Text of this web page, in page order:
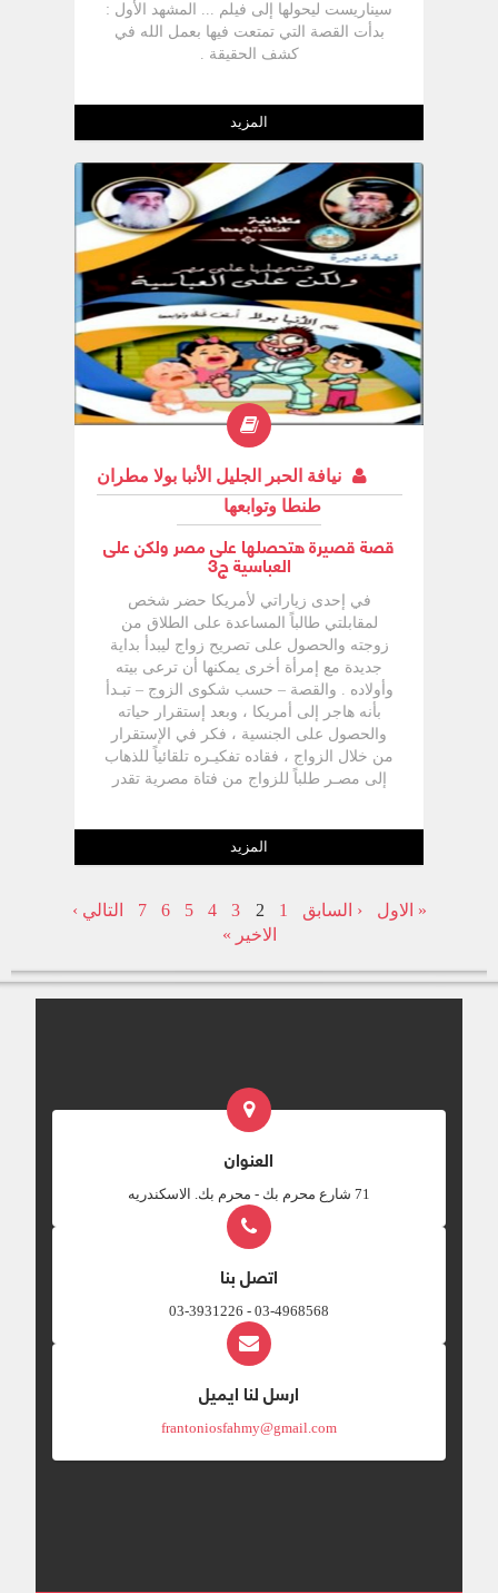
سیناریست ليحولها إلى فيلم ... المشهد الأول :
بدأت القصة التي تمتعت فيها بعمل الله في
كشف الحقيقة .
المزيد
نيافة الحبر الجليل الأنبا بولا مطران
طنطا وتوابعها
قصة قصيرة هتحصلها على مصر ولكن على
العباسية ج3
في إحدى زياراتي لأمريكا حضر شخص
لمقابلتي طالباً المساعدة على الطلاق من
زوجته والحصول على تصريح زواج ليبدأ بداية
جديدة مع إمرأة أخرى يمكنها أن ترعى بيته
وأولاده . والقصة – حسب شكوى الزوج – تبـدأ
بأنه هاجر إلى أمريكا ، وبعد إستقرار حياته
والحصول على الجنسية ، فكر في الإستقرار
من خلال الزواج ، فقاده تفكيـره تلقائياً للذهاب
إلى مصـر طلباً للزواج من فتاة مصرية تقدر
المزيد
« الاول ‹ السابق 1
2
3
4
5
6
7
التالي ›
الاخير »
العنوان
‎71 شارع محرم بك - محرم بك. الاسكندريه
اتصل بنا
03-4968568 - 03-3931226
ارسل لنا ايميل
frantoniosfahmy@gmail.com